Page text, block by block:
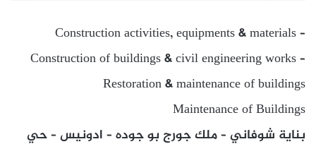
Construction activities, equipments & materials –
Construction of buildings & civil engineering works –
Restoration & maintenance of buildings
Maintenance of Buildings
بناية شوفاني – ملك جورج بو جوده – ادونيس – حي